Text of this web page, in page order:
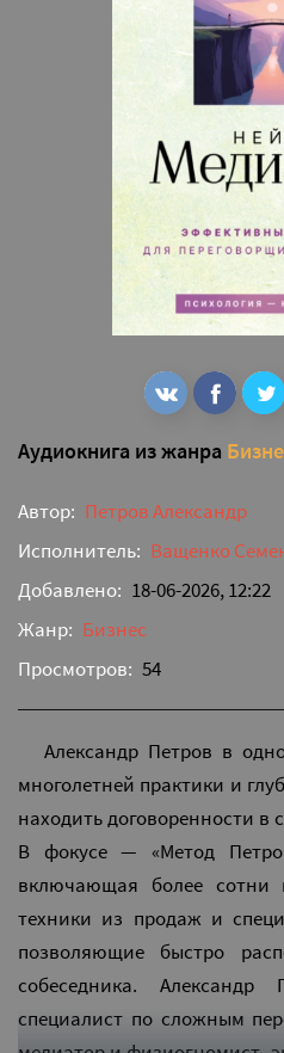
Аудиокнига из жанра
Автор: Петров Александр
Исполнитель: Ващенко
Добавлено: 18-06-2026, 12:22
Жанр: Бизнес
Просмотров: 54
Александр Петров в
многолетней практики и
находить договоренности в
В фокусе — «Метод
включающая более сотни
техники из продаж и
позволяющие быстро
собеседника.
специалист по сложным